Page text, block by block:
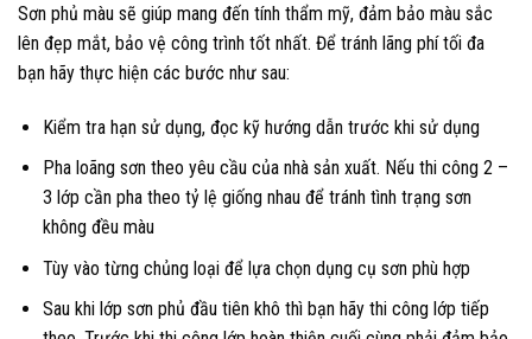
Sơn phủ màu sẽ giúp mang đến tính thẩm mỹ, đảm bảo màu sắc
lên đẹp mắt, bảo vệ công trình tốt nhất. Để tránh lãng phí tối đa
bạn hãy thực hiện các bước như sau:
Kiểm tra hạn sử dụng, đọc kỹ hướng dẫn trước khi sử dụng
Pha loãng sơn theo yêu cầu của nhà sản xuất. Nếu thi công 2 –
3 lớp cần pha theo tỷ lệ giống nhau để tránh tình trạng sơn
không đều màu
Tùy vào từng chủng loại để lựa chọn dụng cụ sơn phù hợp
Sau khi lớp sơn phủ đầu tiên khô thì bạn hãy thi công lớp tiếp